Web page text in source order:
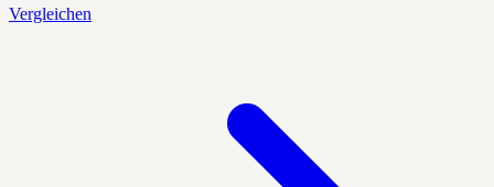
Vergleichen